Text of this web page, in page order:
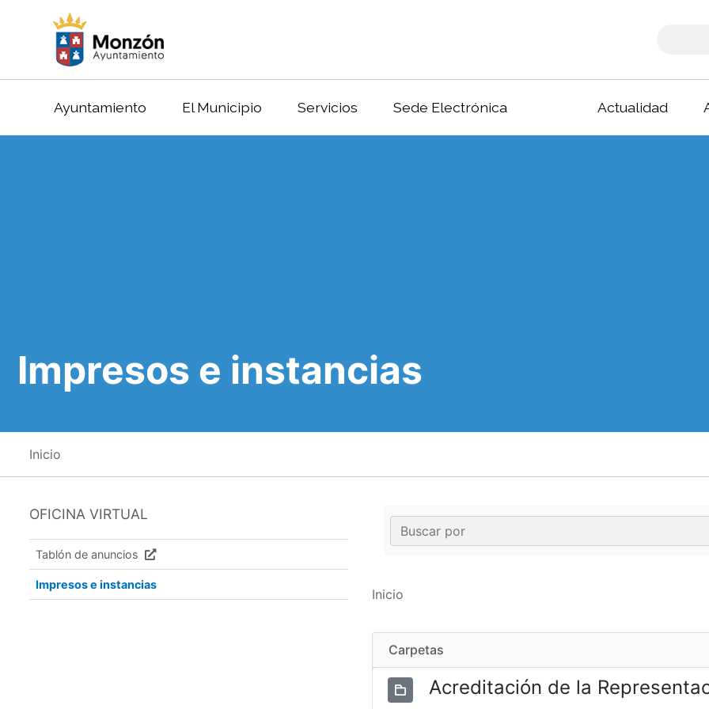
Ayuntamiento El Municipio Servicios Sede Electrónica Actualidad
Impresos e instancias
Inicio
OFICINA VIRTUAL
Tablón de anuncios
Impresos e instancias
Inicio
Carpetas
Acreditación de la